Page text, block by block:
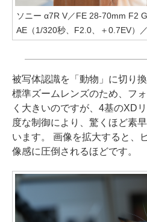
ソニー α7R V／FE 28-70mm F2
AE（1/320秒、F2.0、＋0.7EV）
被写体認識を「動物」に切り
標準ズームレンズのため、フ
く大きいのですが、4基のXD
度な制御により、驚くほど素
います。 画像を拡大すると、
像感に圧倒されるほどです。